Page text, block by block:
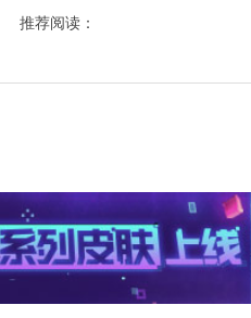
推荐阅读：